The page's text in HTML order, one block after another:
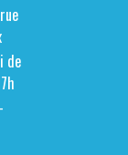
de